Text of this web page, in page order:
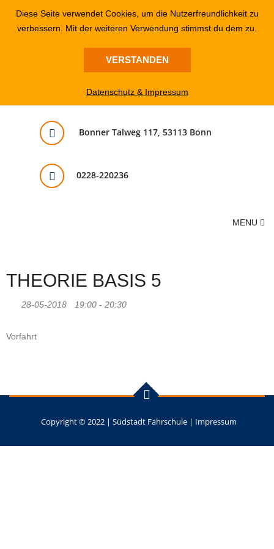
Bonner Talweg 117, 53113 Bonn
0228-220236
MENU
THEORIE BASIS 5
28-05-2018 19:00 - 20:30
Vorfahrt
Copyright © 2022 | Südstadt Fahrschule | Impressum
Diese Seite verwendet Cookies, um die Nutzerfreundlichkeit zu
verbessern. Mit der weiteren Verwendung stimmst du dem zu.
VERSTANDEN
Datenschutz & Impressum